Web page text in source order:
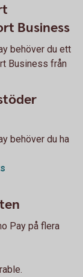
Business
behöver du ett
Business från
behöver du ha
Pay på flera